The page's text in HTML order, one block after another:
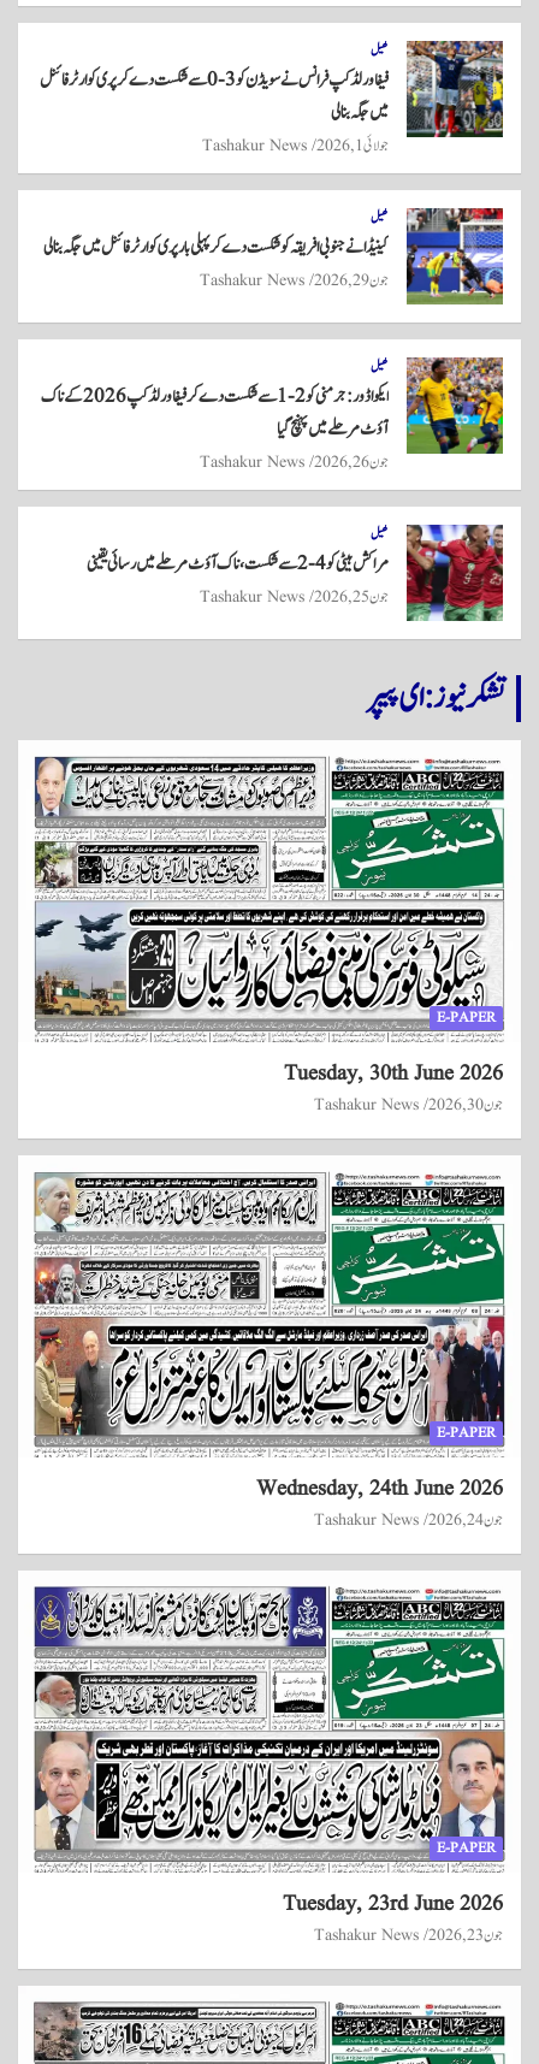
bo
ok
tte
r
ail
ts
A
pp
re
کھیل
فیفا ورلڈ کپ فرانس نے سویڈن کو 3-0 سے شکست دے کر پری کوارٹر فائنل
میں جگہ بنا لی
جولائی 1, 2026 Tashakur News
کھیل
کینیڈا نے جنوبی افریقہ کو شکست دے کر پہلی بار پری کوارٹر فائنل میں جگہ بنا لی
جون 29, 2026 Tashakur News
کھیل
ایکواڈور: جرمنی کو 2-1 سے شکست دے کر فیفا ورلڈ کپ 2026 کے ناک
آؤٹ مرحلے میں پہنچ گیا
جون 26, 2026 Tashakur News
کھیل
مراکش ہیٹی کو 4-2 سے شکست، ناک آؤٹ مرحلے میں رسائی یقینی
جون 25, 2026 Tashakur News
تشکر نیوز: ای پیپر
E-PAPER
Tuesday, 30th June 2026
جون 30, 2026 Tashakur News
E-PAPER
Wednesday, 24th June 2026
جون 24, 2026 Tashakur News
E-PAPER
Tuesday, 23rd June 2026
جون 23, 2026 Tashakur News